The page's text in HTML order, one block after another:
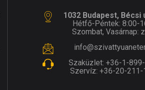
1032 Budapest, Bécsi
Hétfő-Péntek: 8:00-
Szombat, Vasárnap:
Szaküzlet: +36-1-
Szervíz: +36-20-211-